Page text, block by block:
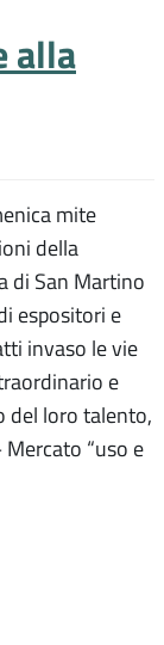
alla
mite
della
di San Martino
espositori e
invaso le vie
e
del loro talento,
“uso e